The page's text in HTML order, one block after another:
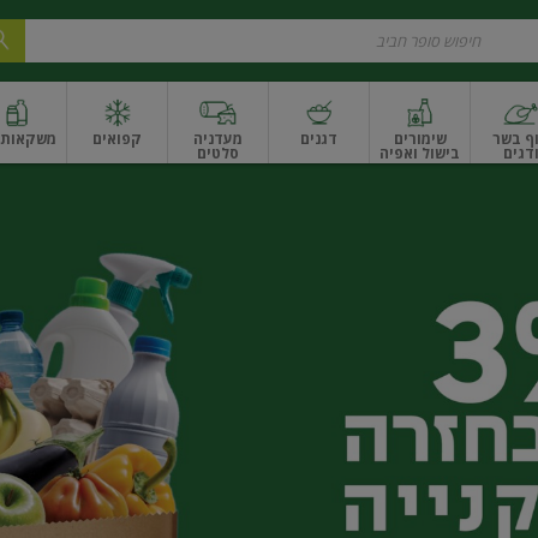
בשר
ודגים
שימורים
בישול ואפיה
דגנים מעדניה
סלטים
ונקניקים
קפואים משקאות
ואגוזיםפירות יבשים ארוזפירות יבשים בתפזורתפיצוחים, אגוזים